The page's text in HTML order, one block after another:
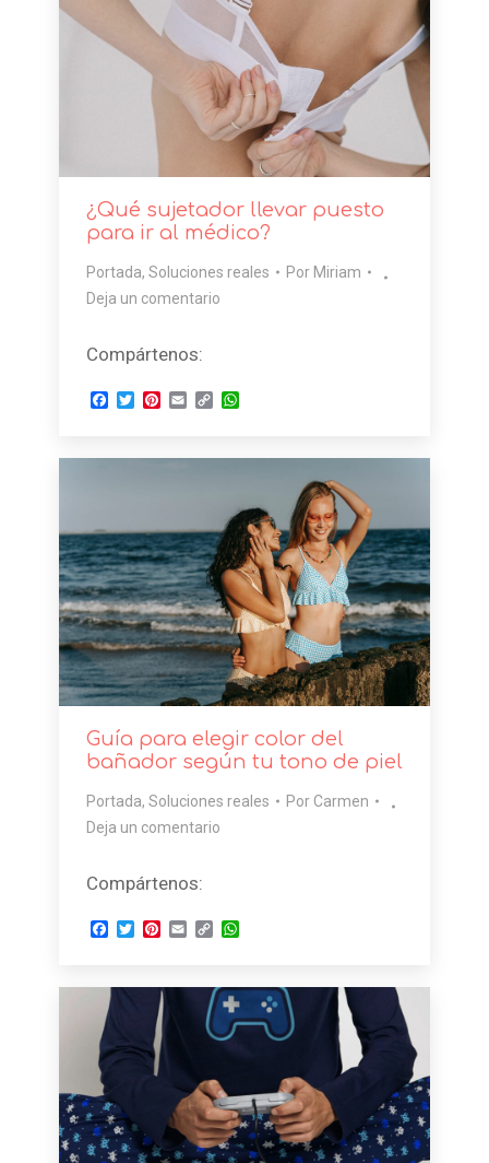
¿Qué sujetador llevar puesto
para ir al médico?
Portada, Soluciones reales Por Miriam
Deja un comentario
Compártenos:
Facebook
TwitterPinterest
EmailCopyWhatsApp
Guía para elegir color del
bañador según tu tono de piel
Portada, Soluciones reales Por Carmen
Deja un comentario
Compártenos:
Facebook
TwitterPinterest
EmailCopyWhatsApp